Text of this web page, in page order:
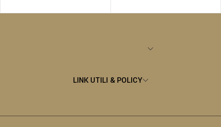
LINK UTILI & POLICY